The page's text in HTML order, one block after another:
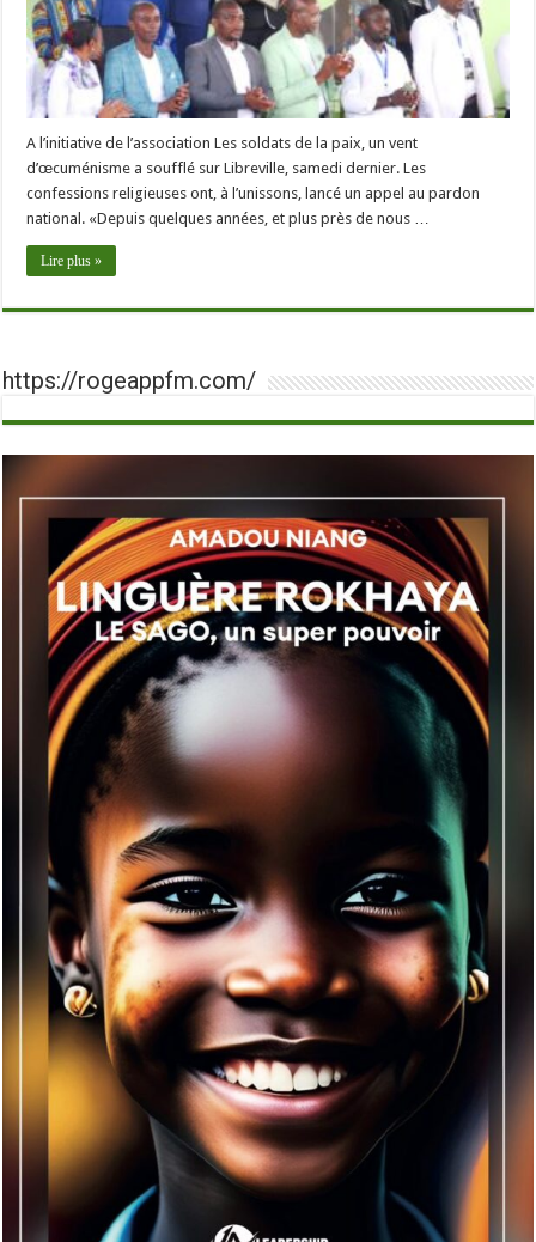
A l’initiative de l’association Les soldats de la paix, un vent
d’œcuménisme a soufflé sur Libreville, samedi dernier. Les
confessions religieuses ont, à l’unissons, lancé un appel au pardon
national. «Depuis quelques années, et plus près de nous …
Lire plus »
https://rogeappfm.com/